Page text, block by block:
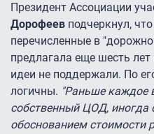
Президент Ассоциации
Дорофеев подчеркнул,
перечисленные в
предлагала еще шесть лет
идеи не поддержали. По
логичны. "Раньше каждое
собственный ЦОД, иногда
обоснованием стоимости